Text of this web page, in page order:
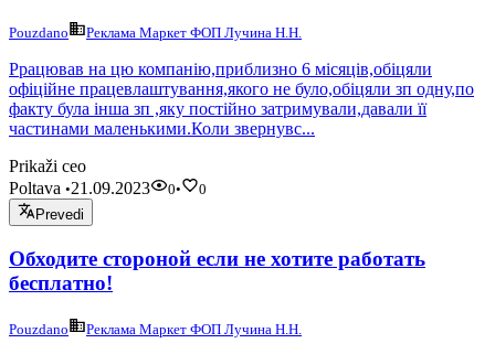
Pouzdano Реклама Маркет ФОП Лучина Н.Н.
Ррацював на цю компанію,приблизно 6 місяців,обіцяли
офіційне працевлаштування,якого не було,обіцяли зп одну,по
факту була інша зп ,яку постійно затримували,давали її
частинами маленькими.Коли звернувс...
Prikaži ceo
Poltava •21.09.2023 0•
0
Prevedi
Обходите стороной если не хотите работать
бесплатно!
Pouzdano Реклама Маркет ФОП Лучина Н.Н.